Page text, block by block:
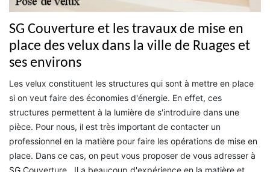
SG Couverture et les travaux de mise en
place des velux dans la ville de Ruages et
ses environs
Les velux constituent les structures qui sont à mettre en place
si on veut faire des économies d'énergie. En effet, ces
structures permettent à la lumière de s'introduire dans une
pièce. Pour nous, il est très important de contacter un
professionnel en la matière pour faire les opérations de mise en
place. Dans ce cas, on peut vous proposer de vous adresser à
SG Couverture . Il a beaucoup d'expérience en la matière et